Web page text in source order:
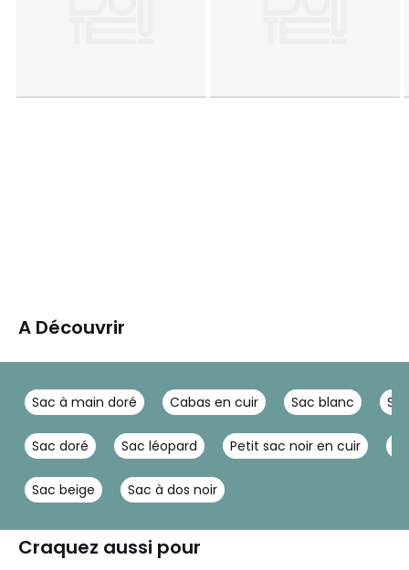
A Découvrir
Sac à main doré Cabas en cuir Sac blanc
Sac doré Sac léopard Petit sac noir en cuir
Sac beige Sac à dos noir
Craquez aussi pour